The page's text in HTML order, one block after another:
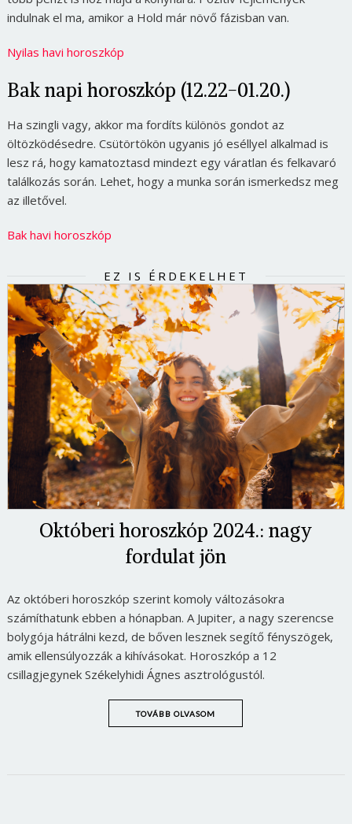
indulnak el ma, amikor a Hold már növő fázisban van.
Nyilas havi horoszkóp
Bak napi horoszkóp (12.22-01.20.)
Ha szingli vagy, akkor ma fordíts különös gondot az
öltözködésedre. Csütörtökön ugyanis jó eséllyel alkalmad is
lesz rá, hogy kamatoztasd mindezt egy váratlan és felkavaró
találkozás során. Lehet, hogy a munka során ismerkedsz meg
az illetővel.
Bak havi horoszkóp
EZ IS ÉRDEKELHET
Októberi horoszkóp 2024.: nagy
fordulat jön
Az októberi horoszkóp szerint komoly változásokra
számíthatunk ebben a hónapban. A Jupiter, a nagy szerencse
bolygója hátrálni kezd, de bőven lesznek segítő fényszögek,
amik ellensúlyozzák a kihívásokat. Horoszkóp a 12
csillagjegynek Székelyhidi Ágnes asztrológustól.
TOVÁBB OLVASOM